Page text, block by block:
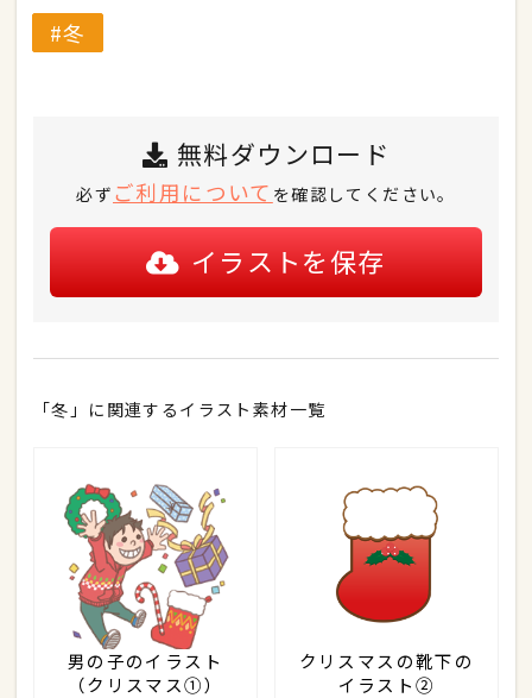
冬
無料ダウンロード
必ず ご利用について を確認してください。
イラストを保存
「冬」に関連するイラスト素材一覧
男の子のイラスト
（クリスマス①）
クリスマスの靴下の
イラスト②